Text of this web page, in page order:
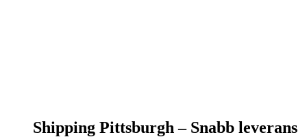
Shipping Pittsburgh – Snabb leverans